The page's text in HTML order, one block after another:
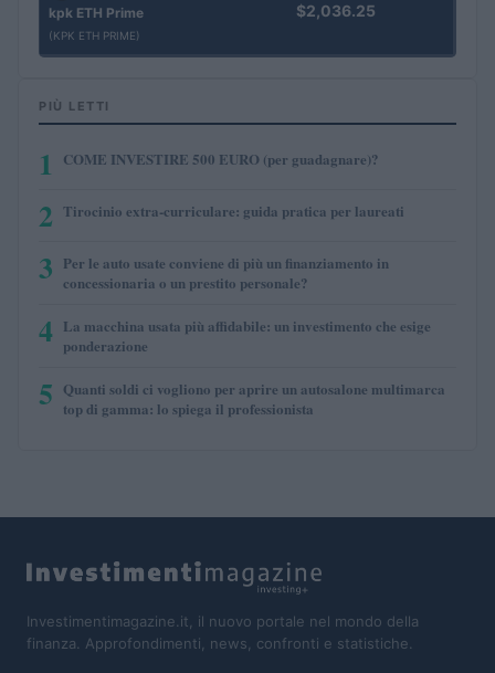
kpk ETH Prime
(KPK ETH PRIME)
$2,036.25
PIÙ LETTI
1 COME INVESTIRE 500 EURO (per guadagnare)?
2 Tirocinio extra-curriculare: guida pratica per laureati
3 Per le auto usate conviene di più un finanziamento in
concessionaria o un prestito personale?
4 La macchina usata più affidabile: un investimento che esige
ponderazione
5 Quanti soldi ci vogliono per aprire un autosalone multimarca
top di gamma: lo spiega il professionista
Investimentimagazine.it, il nuovo portale nel mondo della
finanza. Approfondimenti, news, confronti e statistiche.